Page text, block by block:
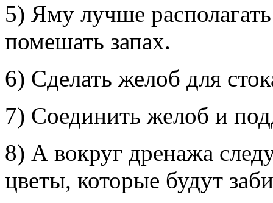
5) Яму лучше
помешать запах.
6) Сделать желоб для
7) Соединить желоб и
8) А вокруг дренажа
цветы, которые будут